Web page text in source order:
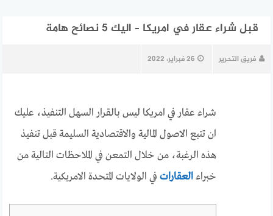
قبل شراء عقار في امريكا – اليك 5 نصائح هامة
فريق التحرير 26 فبراير، 2022
شراء عقار في امريكا ليس بالقرار السهل التنفيذ، عليك
ان تتبع الاصول المالية والاقتصادية السليمة قبل تنفيذ
هذه الرغبة، من خلال التمعن في الملاحظات التالية من
خبراءالعقارات في الولايات المتحدة الامريكية.